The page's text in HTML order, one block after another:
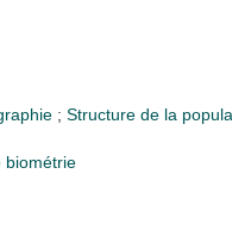
; Structure de la
biométrie